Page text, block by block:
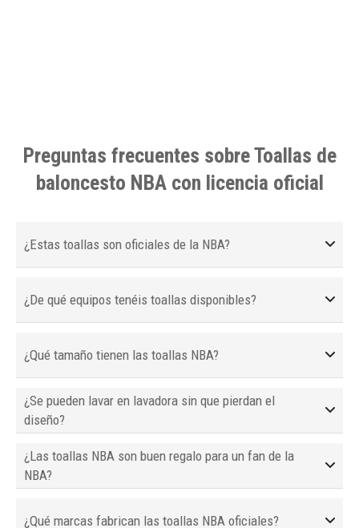
Preguntas frecuentes sobre Toallas de
baloncesto NBA con licencia oficial
¿Estas toallas son oficiales de la NBA?
¿De qué equipos tenéis toallas disponibles?
¿Qué tamaño tienen las toallas NBA?
¿Se pueden lavar en lavadora sin que pierdan el
diseño?
¿Las toallas NBA son buen regalo para un fan de la
NBA?
¿Qué marcas fabrican las toallas NBA oficiales?